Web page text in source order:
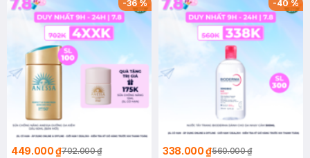
-36%
449.000 ₫702.000 ₫
-40%
338.000 ₫560.000 ₫